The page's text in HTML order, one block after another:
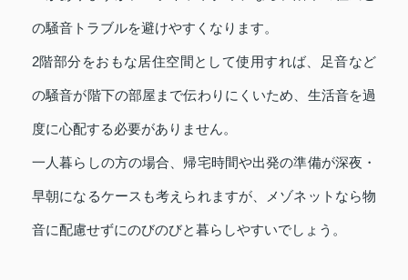
の騒音トラブルを避けやすくなります。
2階部分をおもな居住空間として使用すれば、足音など
の騒音が階下の部屋まで伝わりにくいため、生活音を過
度に心配する必要がありません。
一人暮らしの方の場合、帰宅時間や出発の準備が深夜・
早朝になるケースも考えられますが、メゾネットなら物
音に配慮せずにのびのびと暮らしやすいでしょう。